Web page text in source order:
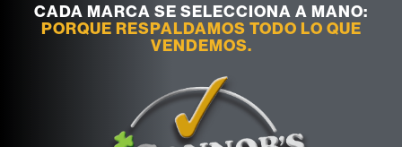
CADA MARCA SE SELECCIONA A MANO:
PORQUE RESPALDAMOS TODO LO QUE
VENDEMOS.